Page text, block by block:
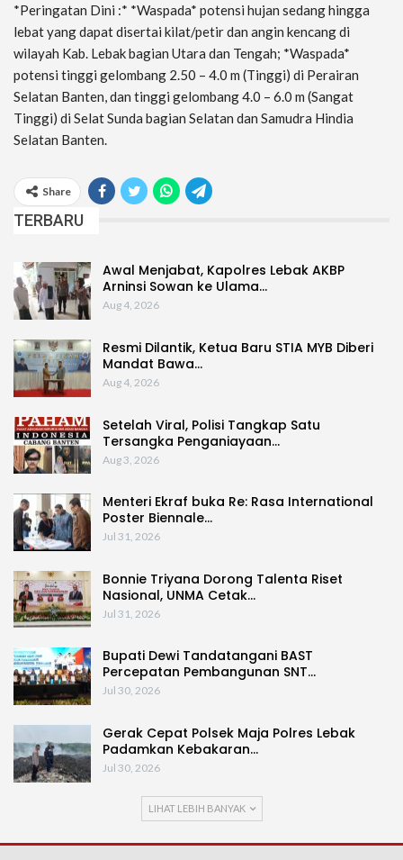
*Peringatan Dini :* *Waspada* potensi hujan sedang hingga
lebat yang dapat disertai kilat/petir dan angin kencang di
wilayah Kab. Lebak bagian Utara dan Tengah; *Waspada*
potensi tinggi gelombang 2.50 – 4.0 m (Tinggi) di Perairan
Selatan Banten, dan tinggi gelombang 4.0 – 6.0 m (Sangat
Tinggi) di Selat Sunda bagian Selatan dan Samudra Hindia
Selatan Banten.
Share
TERBARU
Awal Menjabat, Kapolres Lebak AKBP
Arninsi Sowan ke Ulama…
Aug 4, 2026
Resmi Dilantik, Ketua Baru STIA MYB Diberi
Mandat Bawa…
Aug 4, 2026
Setelah Viral, Polisi Tangkap Satu
Tersangka Penganiayaan…
Aug 3, 2026
Menteri Ekraf buka Re: Rasa International
Poster Biennale…
Jul 31, 2026
Bonnie Triyana Dorong Talenta Riset
Nasional, UNMA Cetak…
Jul 31, 2026
Bupati Dewi Tandatangani BAST
Percepatan Pembangunan SNT…
Jul 30, 2026
Gerak Cepat Polsek Maja Polres Lebak
Padamkan Kebakaran…
Jul 30, 2026
LIHAT LEBIH BANYAK